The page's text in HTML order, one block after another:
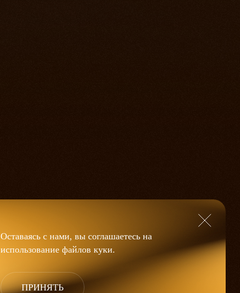
Оставаясь с нами, вы соглашаетесь на
использование файлов куки.
ПРИНЯТЬ